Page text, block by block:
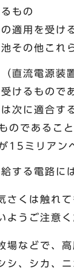
もの
適用を受け
その他これ
直流電源装
けるもので
次に適合す
のであること
15ミリアン
する電路に
さくは触れ
ようご注意く
などで、高
シ、シカ、